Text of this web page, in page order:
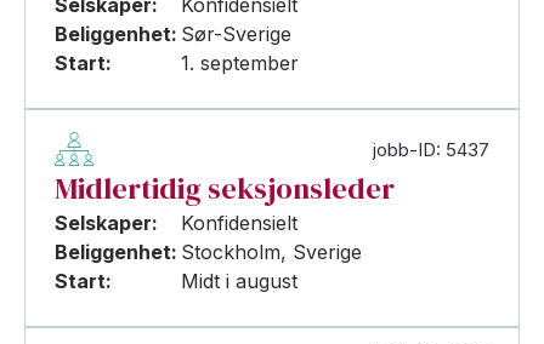
Selskaper:
Konfidensielt
Beliggenhet: Sør-Sverige
Start:
1. september
jobb-ID: 5437
Midlertidig seksjonsleder
Selskaper:
Konfidensielt
Beliggenhet: Stockholm, Sverige
Start:
Midt i august